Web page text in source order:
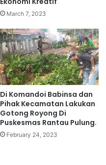
March 7, 2023
Di Komandoi Babinsa dan
Pihak Kecamatan Lakukan
Gotong Royong Di
Puskesmas Rantau Pulung.
February 24, 2023